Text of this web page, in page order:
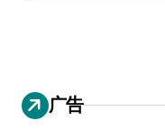
广告